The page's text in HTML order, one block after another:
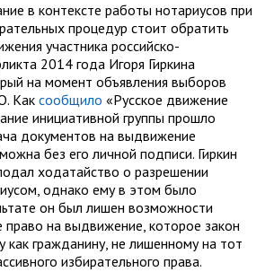
в контексте работы нотариусов при
процедур стоит обратить
участника российско-
2014 года Игоря Гиркина
на момент объявления выборов
Как сообщило «Русское движение
инициативной группы прошло
документов на выдвижение
без его личной подписи. Гиркин
ходатайство о разрешении
однако ему в этом было
он был лишен возможности
право на выдвижение, которое закон
как гражданину, не лишенному на тот
избирательного права.